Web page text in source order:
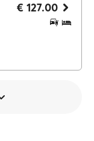
€ 127.00